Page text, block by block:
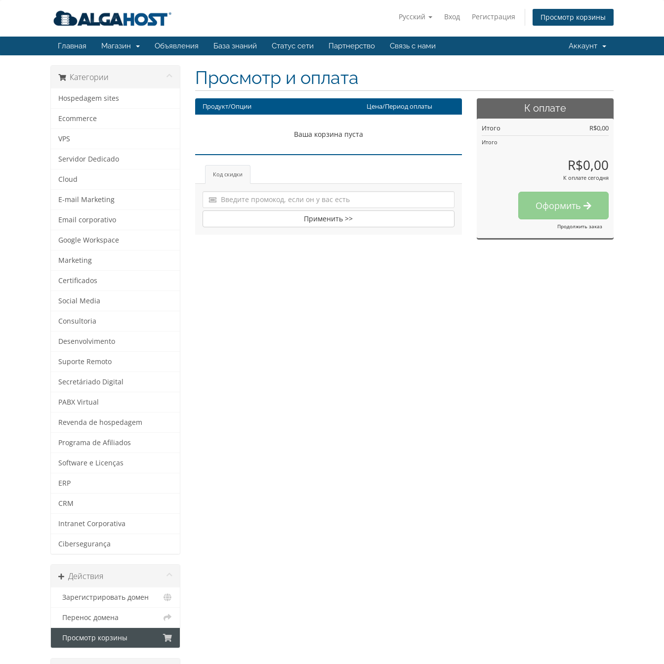
Русский Вход Регистрация Просмотр корзины
Главная Магазин Объявления База знаний Статус сети Партнерство Связь с нами Аккаунт
Категории
Hospedagem sites
Ecommerce
VPS
Servidor Dedicado
Cloud
E-mail Marketing
Email corporativo
Google Workspace
Marketing
Certificados
Social Media
Consultoria
Desenvolvimento
Suporte Remoto
Secretáriado Digital
PABX Virtual
Revenda de hospedagem
Programa de Afiliados
Software e Licenças
ERP
CRM
Intranet Corporativa
Cibersegurança
Действия
Зарегистрировать домен
Перенос домена
Просмотр корзины
Просмотр и оплата
Продукт/Опции Цена/Период оплаты
Ваша корзина пуста
Код скидки
Применить >>
К оплате
Итого R$0,00
Итого
R$0,00
К оплате сегодня
Оформить
Продолжить заказ